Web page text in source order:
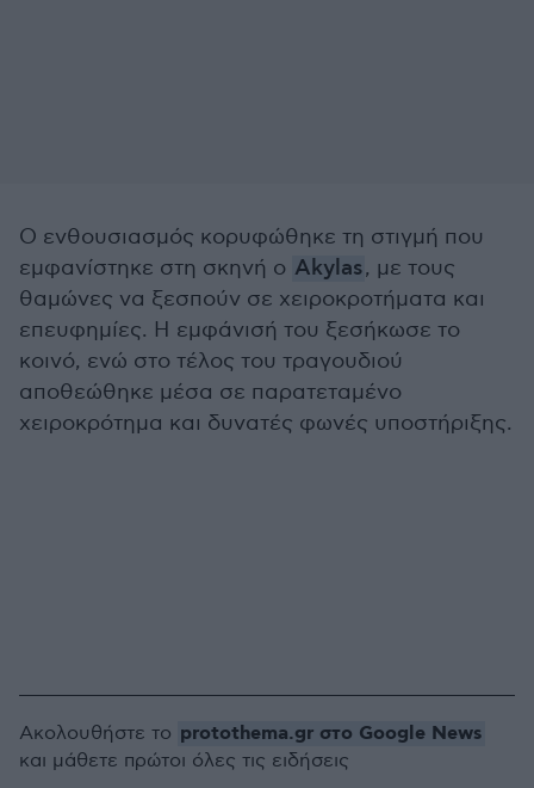
Ο ενθουσιασμός κορυφώθηκε τη στιγμή που
εμφανίστηκε στη σκηνή ο Akylas, με τους
θαμώνες να ξεσπούν σε χειροκροτήματα και
επευφημίες. Η εμφάνισή του ξεσήκωσε το
κοινό, ενώ στο τέλος του τραγουδιού
αποθεώθηκε μέσα σε παρατεταμένο
χειροκρότημα και δυνατές φωνές υποστήριξης.
Ακολουθήστε το protothema.gr στο Google News
και μάθετε πρώτοι όλες τις ειδήσεις